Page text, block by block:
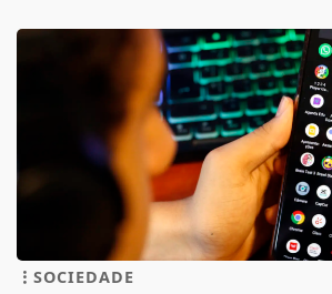
SOCIEDADE